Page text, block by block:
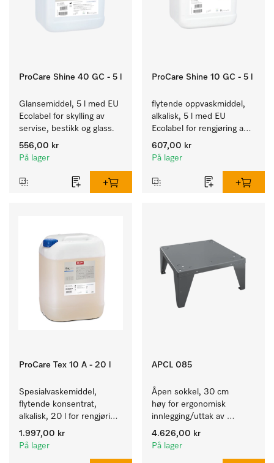
ProCare Shine 40 GC - 5 l
Glansemiddel, 5 l med EU
Ecolabel for skylling av
servise, bestikk og glass.
556,00 kr
På lager
ProCare Shine 10 GC - 5 l
flytende oppvaskmiddel,
alkalisk, 5 l med EU
Ecolabel for rengjøring av
daglig smuss på servise,
bestikk og glass.
607,00 kr
På lager
ProCare Tex 10 A - 20 l
Spesialvaskemiddel,
flytende konsentrat,
alkalisk, 20 l for rengjøring
av hvite tekstiler og
fargeekte, kulørte tekstiler.
1.997,00 kr
På lager
APCL 085
Åpen sokkel, 30 cm
høy for ergonomisk
innlegging/uttak av
tekstiler fra vaskemaskin
og tørketrommel.
4.626,00 kr
På lager